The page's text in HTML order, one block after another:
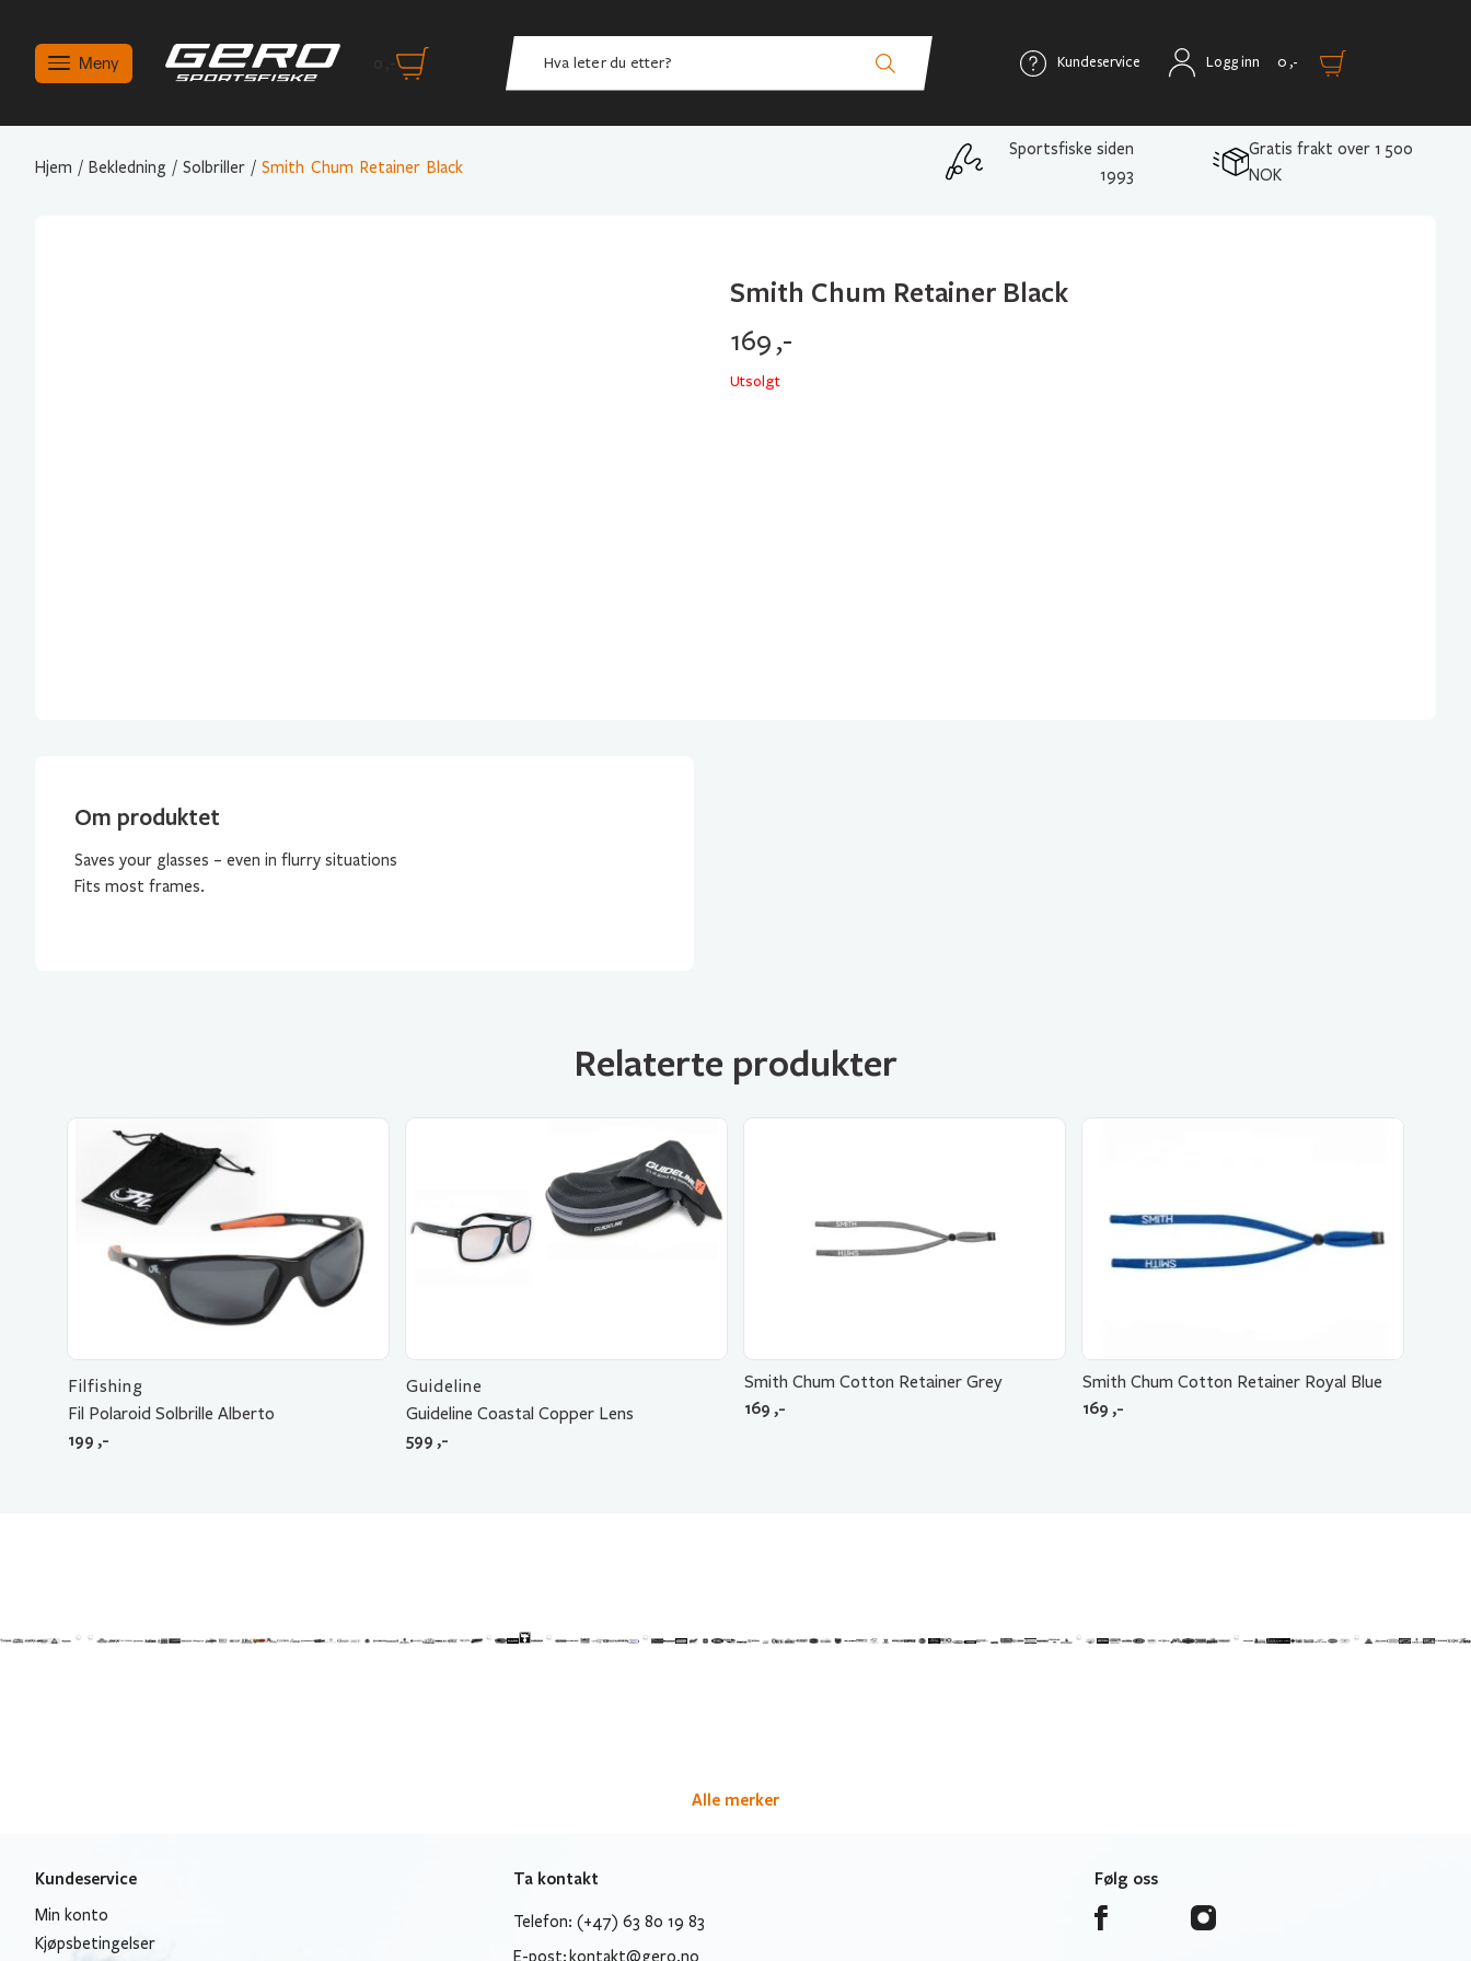
Meny Kundeservice Logg inn 0 ,-
Hjem / Bekledning / Solbriller / Smith Chum Retainer Black
Sportsfiske siden
1993
Gratis frakt over 1 500
NOK
Smith Chum Retainer Black
169,-
Utsolgt
Om produktet
Saves your glasses – even in flurry situations
Fits most frames.
Relaterte produkter
Filfishing
Fil Polaroid Solbrille Alberto
199 ,-
Guideline
Guideline Coastal Copper Lens
599 ,-
Smith Chum Cotton Retainer Grey
169 ,-
Smith Chum Cotton Retainer Royal Blue
169 ,-
Alle merker
Kundeservice
Min konto
Kjøpsbetingelser
Ta kontakt
Telefon: (+47) 63 80 19 83
E-post: kontakt@gero.no
Følg oss